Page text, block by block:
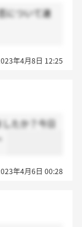
について連
年4月8日 12:25
たか？今日
年4月6日 00:28